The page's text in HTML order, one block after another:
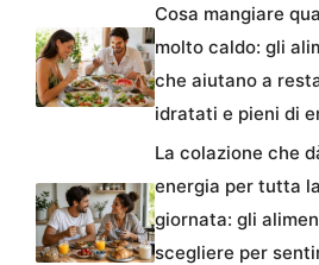
Cosa mangiare
molto caldo: gli
che aiutano a
idratati e pieni di
La colazione che
energia per tutta la
giornata: gli
scegliere per